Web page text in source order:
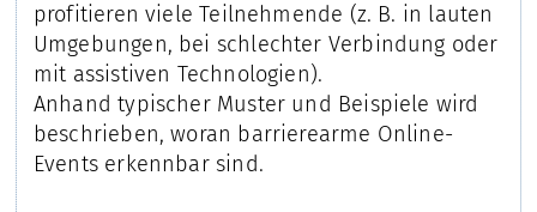
profitieren viele Teilnehmende (z. B. in lauten
Umgebungen, bei schlechter Verbindung oder
mit assistiven Technologien).
Anhand typischer Muster und Beispiele wird
beschrieben, woran barrierearme Online-
Events erkennbar sind.